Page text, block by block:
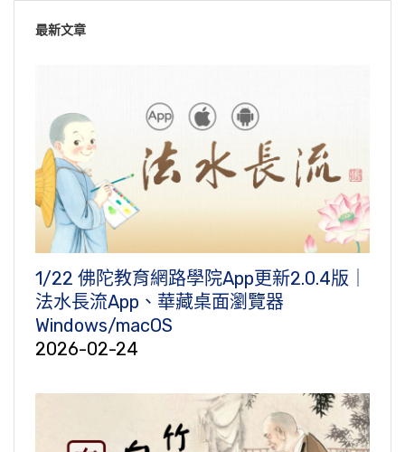
最新文章
1/22 佛陀教育網路學院App更新2.0.4版｜
法水長流App、華藏桌面瀏覽器
Windows/macOS
2026-02-24